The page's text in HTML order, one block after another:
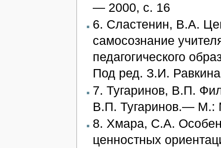
— 2000, с. 16
6. Сластенин, В.А.
самосознание
педагогического
Под ред. З.И.
7. Тугаринов, В.П.
В.П. Тугаринов.—
8. Хмара, С.А.
ценностных